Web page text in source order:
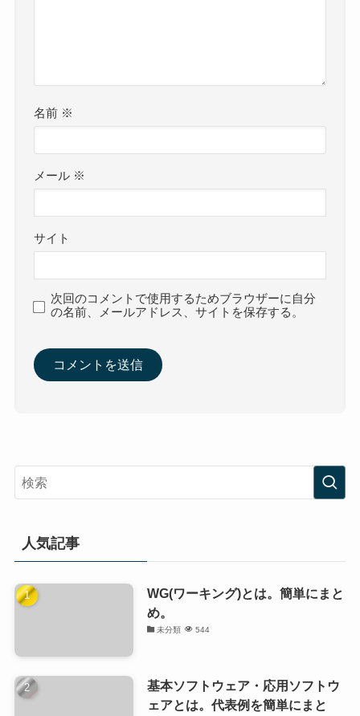
名前 ※
メール ※
サイト
次回のコメントで使用するためブラウザーに自分
の名前、メールアドレス、サイトを保存する。
人気記事
WG(ワーキング)とは。簡単にまと
め。
未分類 544
基本ソフトウェア・応用ソフトウ
ェアとは。代表例を簡単にまと